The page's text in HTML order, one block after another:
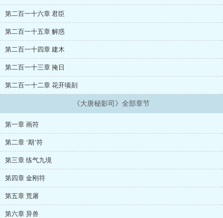
第二百一十六章 君臣
第二百一十五章 解惑
第二百一十四章 建木
第二百一十三章 掩日
第二百一十二章 花开顷刻
《大唐秘影司》全部章节
第一章 画符
第二章 ‘期’符
第三章 练气九境
第四章 金刚符
第五章 荒屠
第六章 异兽